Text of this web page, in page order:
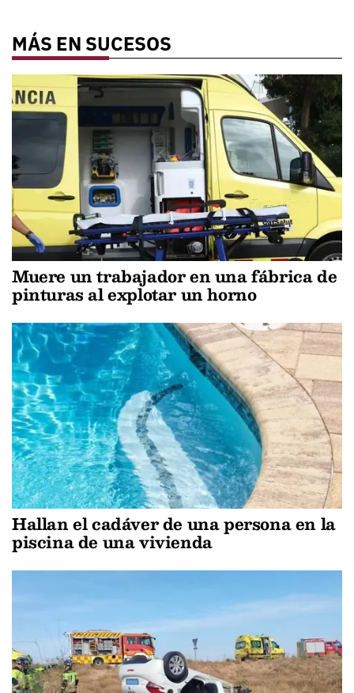
MÁS EN SUCESOS
Muere un trabajador en una fábrica de
pinturas al explotar un horno
Hallan el cadáver de una persona en la
piscina de una vivienda